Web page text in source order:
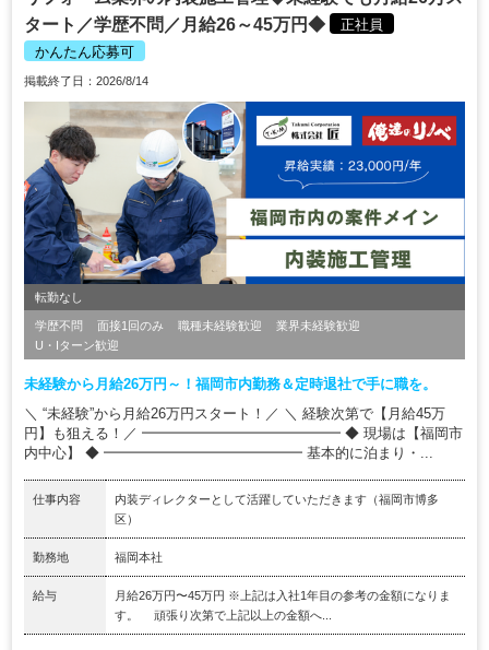
タート／学歴不問／月給26～45万円◆
正社員
かんたん応募可
掲載終了日：2026/8/14
転勤なし
学歴不問 面接1回のみ 職種未経験歓迎
業界未経験歓迎
U・Iターン歓迎
未経験から月給26万円～！福岡市内勤務＆定時退社で手に職を。
＼ “未経験”から月給26万円スタート！／ ＼ 経験次第で【月給45万
円】も狙える！／ ━━━━━━━━━━━━━━ ◆ 現場は【福岡市
内中心】 ◆ ━━━━━━━━━━━━━━ 基本的に泊まり・...
仕事内容
内装ディレクターとして活躍していただきます（福岡市博多
区）
勤務地 福岡本社
給与
月給26万円〜45万円 ※上記は入社1年目の参考の金額になりま
す。 頑張り次第で上記以上の金額へ...